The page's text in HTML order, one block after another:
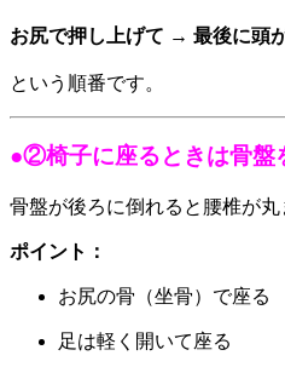
お尻で押し上げて → 最後に頭
という順番です。
●②椅子に座るときは骨盤
骨盤が後ろに倒れると腰椎が丸
ポイント：
お尻の骨（坐骨）で座る
足は軽く開いて座る